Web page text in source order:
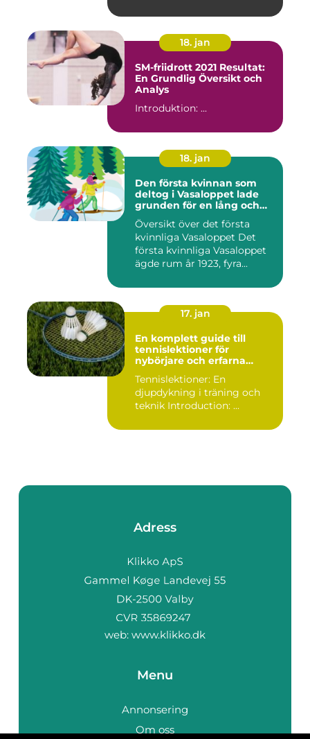
18. jan
SM-friidrott 2021 Resultat:
En Grundlig Översikt och
Analys
Introduktion: ...
18. jan
Den första kvinnan som
deltog i Vasaloppet lade
grunden för en lång och
framgångsrik tradition för
kvinnlig deltagande i
loppet
Översikt över det första
kvinnliga Vasaloppet Det
första kvinnliga Vasaloppet
ägde rum år 1923, fyra...
17. jan
En komplett guide till
tennislektioner för
nybörjare och erfarna
Tennislektioner: En
djupdykning i träning och
teknik Introduction: ...
Adress
web: www.klikko.dk
Menu
Annonsering
Om oss